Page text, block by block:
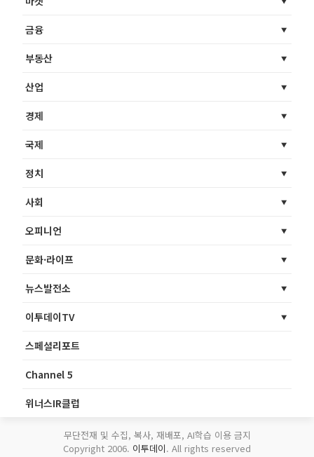
금융
부동산
산업
경제
국제
정치
사회
오피니언
문화·라이프
뉴스발전소
이투데이TV
스페셜리포트
Channel 5
위너스IR클럽
무단전재 및 수집, 복사, 재배포, AI학습 이용 금지
Copyright 2006. 이투데이. All rights reserved